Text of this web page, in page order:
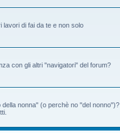
lavori di fai da te e non solo
con gli altri "navigatori" del forum?
nonna" (o perchè no "del nonno")?